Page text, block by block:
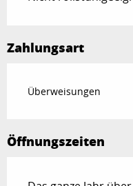
Zahlungsart
Überweisungen
Öffnungszeiten